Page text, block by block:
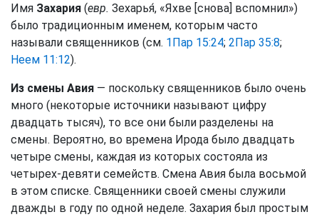
Имя Захария (евр. Зехарья́, «Яхве [снова] вспомнил»)
было традиционным именем, которым часто
называли священников (см. 1Пар 15:24; 2Пар 35:8;
Неем 11:12).
Из смены Авия — поскольку священников было очень
много (некоторые источники называют цифру
двадцать тысяч), то все они были разделены на
смены. Вероятно, во времена Ирода было двадцать
четыре смены, каждая из которых состояла из
четырех-девяти семейств. Смена Авия была восьмой
в этом списке. Священники своей смены служили
дважды в году по одной неделе. Захария был простым